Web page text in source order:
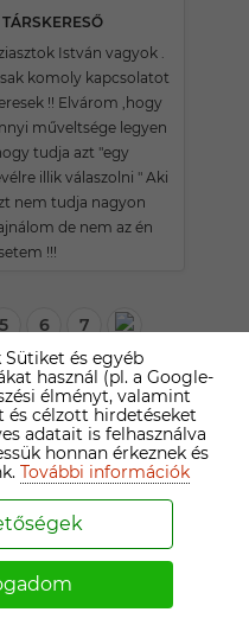
István vagyok .
komoly kapcsolatot
!! Elvárom ,hogy
műveltsége legyen
tudja azt "egy
illik válaszolni " Aki
nem tudja nagyon
de nem az én
!!!
5 6 7
és egyéb
használ (pl. a Google-
élményt, valamint
célzott hirdetéseket
adatait is felhasználva
honnan érkeznek és
További információk